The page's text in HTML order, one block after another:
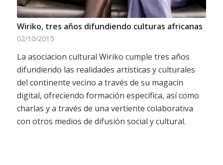
Wiriko, tres años difundiendo culturas africanas
02/10/2015
La asociacion cultural Wiriko cumple tres años
difundiendo las realidades artísticas y culturales
del continente vecino a través de su magacín
digital, ofreciendo formación específica, así como
charlas y a través de una vertiente colaborativa
con otros medios de difusión social y cultural.